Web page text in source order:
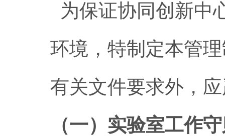
为保证协同创新中
环境，特制定本管
有关文件要求外，
（一）实验室工作